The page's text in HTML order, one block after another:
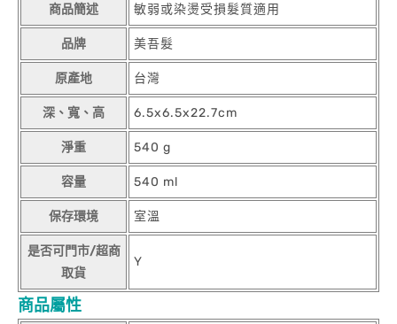
商品簡述 敏弱或染燙受損髮質適用
品牌 美吾髮
原產地 台灣
深、寬、高 6.5x6.5x22.7cm
淨重 540 g
容量 540 ml
保存環境 室溫
是否可門市/超商
取貨
Y
商品屬性